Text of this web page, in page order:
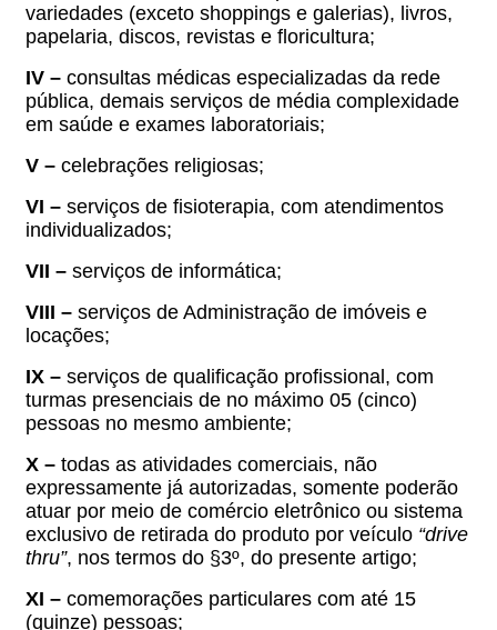
variedades (exceto shoppings e galerias), livros,
papelaria, discos, revistas e floricultura;
IV – consultas médicas especializadas da rede
pública, demais serviços de média complexidade
em saúde e exames laboratoriais;
V – celebrações religiosas;
VI – serviços de fisioterapia, com atendimentos
individualizados;
VII – serviços de informática;
VIII – serviços de Administração de imóveis e
locações;
IX – serviços de qualificação profissional, com
turmas presenciais de no máximo 05 (cinco)
pessoas no mesmo ambiente;
X – todas as atividades comerciais, não
expressamente já autorizadas, somente poderão
atuar por meio de comércio eletrônico ou sistema
exclusivo de retirada do produto por veículo “drive
thru”, nos termos do §3º, do presente artigo;
XI – comemorações particulares com até 15
(quinze) pessoas;